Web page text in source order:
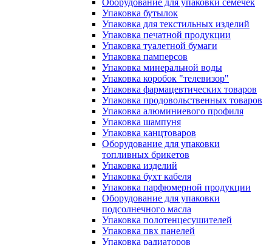
Оборудование для упаковки семечек
Упаковка бутылок
Упаковка для текстильных изделий
Упаковка печатной продукции
Упаковка туалетной бумаги
Упаковка памперсов
Упаковка минеральной воды
Упаковка коробок "телевизор"
Упаковка фармацевтических товаров
Упаковка продовольственных товаров
Упаковка алюминиевого профиля
Упаковка шампуня
Упаковка канцтоваров
Оборудование для упаковки
топливных брикетов
Упаковка изделий
Упаковка бухт кабеля
Упаковка парфюмерной продукции
Оборудование для упаковки
подсолнечного масла
Упаковка полотенцесушителей
Упаковка пвх панелей
Упаковка радиаторов